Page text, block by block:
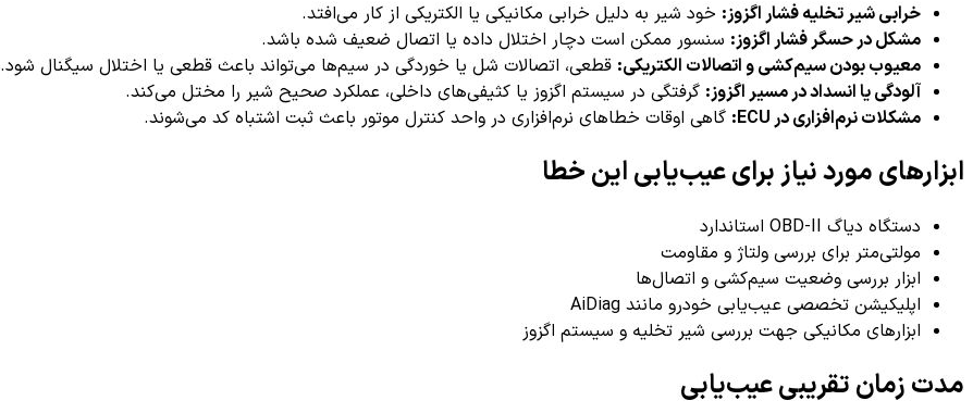
خرابی شیر تخلیه فشار اگزوز: خود شیر به دلیل خرابی مکانیکی یا الکتریکی از کار می‌افتد.
مشکل در حسگر فشار اگزوز: سنسور ممکن است دچار اختلال داده یا اتصال ضعیف شده باشد.
معیوب بودن سیم‌کشی و اتصالات الکتریکی: قطعی، اتصالات شل یا خوردگی در سیم‌ها می‌تواند باعث قطعی یا اختلال سیگنال شود.
آلودگی یا انسداد در مسیر اگزوز: گرفتگی در سیستم اگزوز یا کثیفی‌های داخلی، عملکرد صحیح شیر را مختل می‌کند.
مشکلات نرم‌افزاری در ECU:
گاهی اوقات خطاهای نرم‌افزاری در واحد کنترل موتور باعث ثبت اشتباه کد می‌شوند.
ابزارهای مورد نیاز برای عیب‌یابی این خطا
دستگاه دیاگ OBD-II استاندارد
مولتی‌متر برای بررسی ولتاژ و مقاومت
ابزار بررسی وضعیت سیم‌کشی و اتصال‌ها
اپلیکیشن تخصصی عیب‌یابی خودرو مانند AiDiag
ابزارهای مکانیکی جهت بررسی شیر تخلیه و سیستم اگزوز
مدت زمان تقریبی عیب‌یابی